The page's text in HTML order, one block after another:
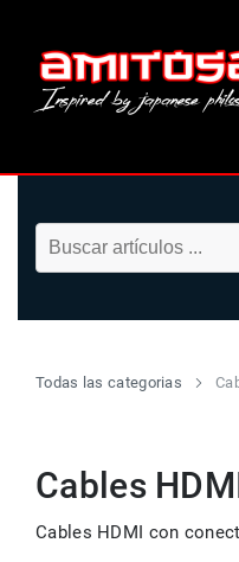
Todas las categorias
Cables
Cables HDMI con